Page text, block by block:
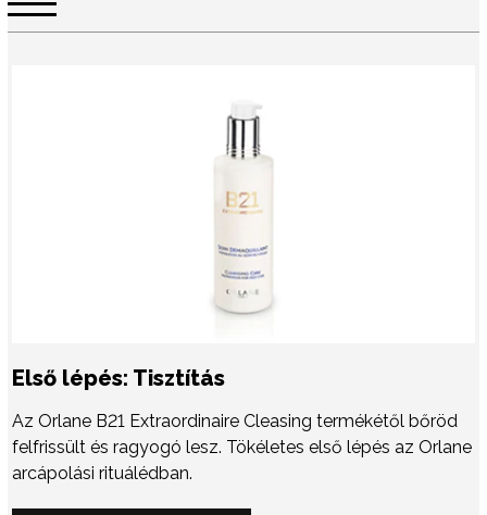
Első lépés: Tisztítás
Az Orlane B21 Extraordinaire Cleasing termékétől bőröd
felfrissült és ragyogó lesz. Tökéletes első lépés az Orlane
arcápolási rituálédban.